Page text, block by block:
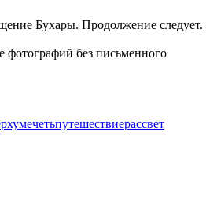
Бухары. Продолжение следует.
фотографий без письменного
мечетьпутешествиерассвет